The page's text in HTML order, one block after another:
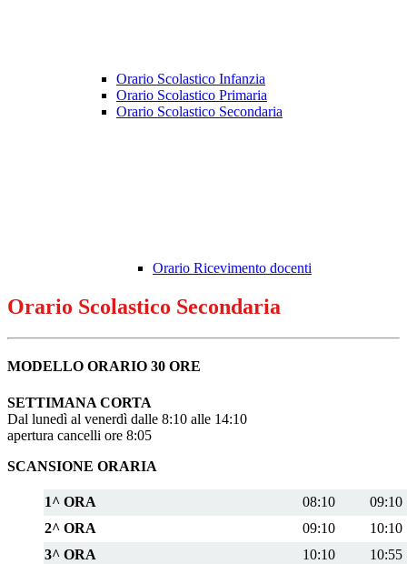
Orario Scolastico Infanzia
Orario Scolastico Primaria
Orario Scolastico Secondaria
Orario Ricevimento docenti
Orario Scolastico Secondaria
MODELLO ORARIO 30 ORE
SETTIMANA CORTA
Dal lunedì al venerdì dalle 8:10 alle 14:10
apertura cancelli ore 8:05
SCANSIONE ORARIA
1^ ORA 08:10
09:10
2^ ORA
09:10
10:10
3^ ORA
10:10
10:55